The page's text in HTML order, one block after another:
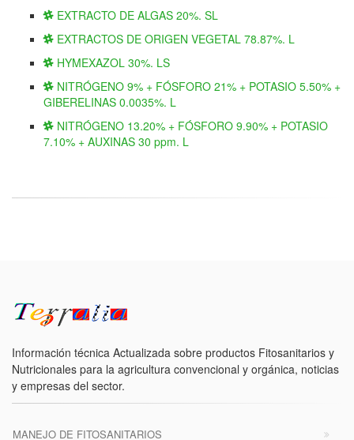
EXTRACTO DE ALGAS 20%. SL
EXTRACTOS DE ORIGEN VEGETAL 78.87%. L
HYMEXAZOL 30%. LS
NITRÓGENO 9% + FÓSFORO 21% + POTASIO 5.50% +
GIBERELINAS 0.0035%. L
NITRÓGENO 13.20% + FÓSFORO 9.90% + POTASIO
7.10% + AUXINAS 30 ppm. L
Información técnica Actualizada sobre productos Fitosanitarios y
Nutricionales para la agricultura convencional y orgánica, noticias
y empresas del sector.
MANEJO DE FITOSANITARIOS